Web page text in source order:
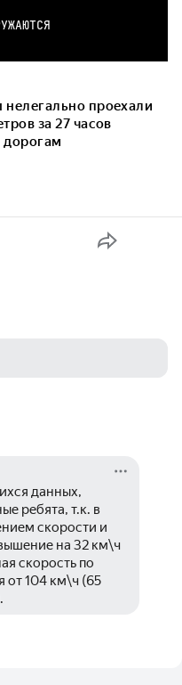
проехали
за 27 часов
данных,
ребята, т.к. в
скорости и
на 32 км\ч
скорость по
от 104 км\ч (65